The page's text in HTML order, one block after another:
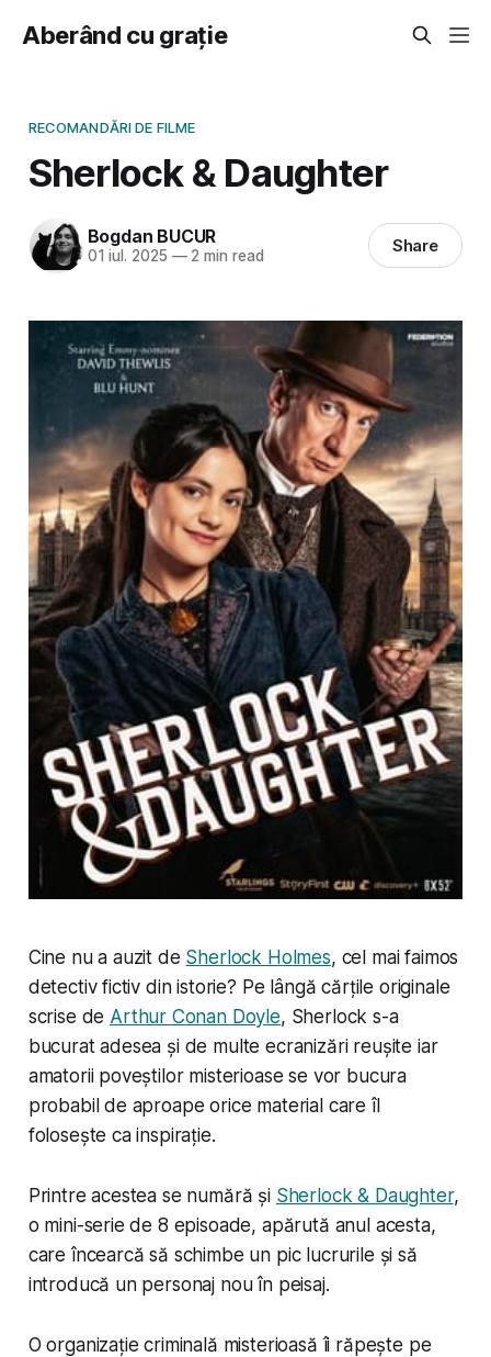
Aberând cu grație
RECOMANDĂRI DE FILME
Sherlock & Daughter
Bogdan BUCUR
01 iul. 2025 —2 min read Share
Cine nu a auzit de Sherlock Holmes, cel mai faimos
detectiv fictiv din istorie? Pe lângă cărțile originale
scrise de Arthur Conan Doyle, Sherlock s-a
bucurat adesea și de multe ecranizări reușite iar
amatorii poveștilor misterioase se vor bucura
probabil de aproape orice material care îl
folosește ca inspirație.
Printre acestea se numără și Sherlock & Daughter,
o mini-serie de 8 episoade, apărută anul acesta,
care încearcă să schimbe un pic lucrurile și să
introducă un personaj nou în peisaj.
O organizație criminală misterioasă îi răpește pe